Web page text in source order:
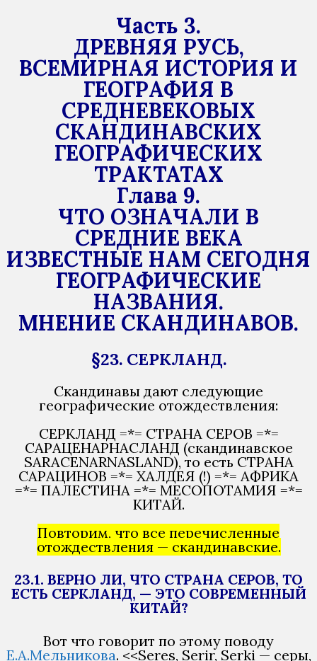
Часть 3.
ДРЕВНЯЯ РУСЬ,
ВСЕМИРНАЯ ИСТОРИЯ И
ГЕОГРАФИЯ В
СРЕДНЕВЕКОВЫХ
СКАНДИНАВСКИХ
ГЕОГРАФИЧЕСКИХ
ТРАКТАТАХ
Глава 9.
ЧТО ОЗНАЧАЛИ В
СРЕДНИЕ ВЕКА
ИЗВЕСТНЫЕ НАМ СЕГОДНЯ
ГЕОГРАФИЧЕСКИЕ
НАЗВАНИЯ.
МНЕНИЕ СКАНДИНАВОВ.
§23. СЕРКЛАНД.
Скандинавы дают следующие
географические отождествления:
СЕРКЛАНД =*= СТРАНА СЕРОВ =*=
САРАЦЕНАРНАСЛАНД (скандинавское
SARACENARNASLAND), то есть СТРАНА
САРАЦИНОВ =*= ХАЛДЕЯ (!) =*= АФРИКА
=*= ПАЛЕСТИНА =*= МЕСОПОТАМИЯ =*=
КИТАЙ.
Повторим, что все перечисленные
отождествления — скандинавские.
23.1. ВЕРНО ЛИ, ЧТО СТРАНА СЕРОВ, ТО
ЕСТЬ СЕРКЛАНД, — ЭТО СОВРЕМЕННЫЙ
КИТАЙ?
Вот что говорит по этому поводу
Е.А.Мельникова. <<Seres, Serir, Serki — серы,